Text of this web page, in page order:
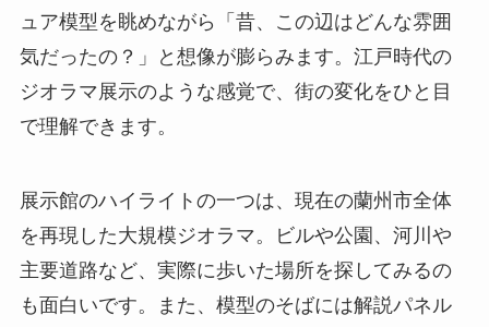
ュア模型を眺めながら「昔、この辺はどんな雰囲
気だったの？」と想像が膨らみます。江戸時代の
ジオラマ展示のような感覚で、街の変化をひと目
で理解できます。
展示館のハイライトの一つは、現在の蘭州市全体
を再現した大規模ジオラマ。ビルや公園、河川や
主要道路など、実際に歩いた場所を探してみるの
も面白いです。また、模型のそばには解説パネル